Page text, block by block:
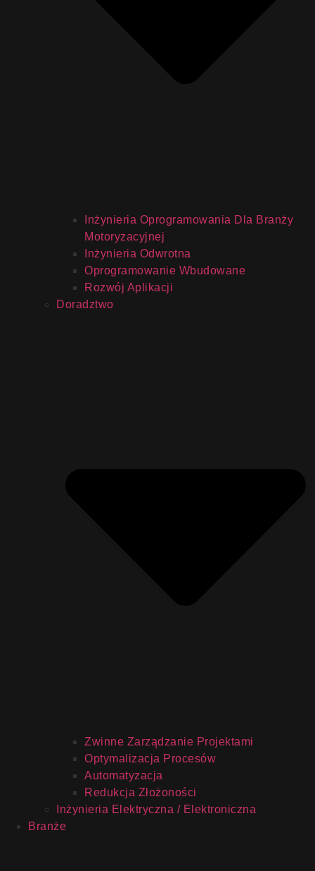
Inżynieria Oprogramowania Dla Branży
Motoryzacyjnej
Inżynieria Odwrotna
Oprogramowanie Wbudowane
Rozwój Aplikacji
Doradztwo
Zwinne Zarządzanie Projektami
Optymalizacja Procesów
Automatyzacja
Redukcja Złożoności
Inżynieria Elektryczna / Elektroniczna
Branże